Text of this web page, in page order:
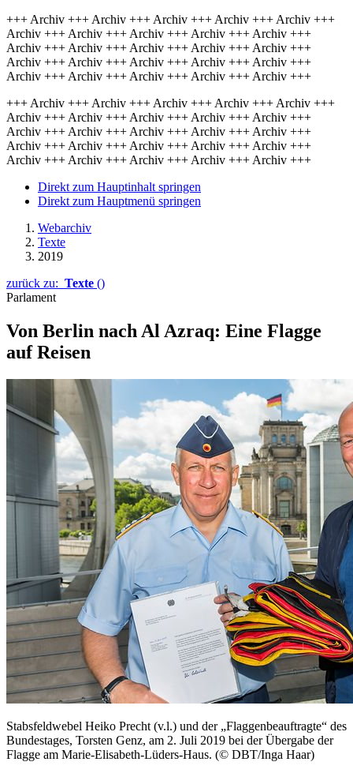
+++ Archiv +++ Archiv +++ Archiv +++ Archiv +++ Archiv +++
Archiv +++ Archiv +++ Archiv +++ Archiv +++ Archiv +++
Archiv +++ Archiv +++ Archiv +++ Archiv +++ Archiv +++
Archiv +++ Archiv +++ Archiv +++ Archiv +++ Archiv +++
Archiv +++ Archiv +++ Archiv +++ Archiv +++ Archiv +++
+++ Archiv +++ Archiv +++ Archiv +++ Archiv +++ Archiv +++
Archiv +++ Archiv +++ Archiv +++ Archiv +++ Archiv +++
Archiv +++ Archiv +++ Archiv +++ Archiv +++ Archiv +++
Archiv +++ Archiv +++ Archiv +++ Archiv +++ Archiv +++
Archiv +++ Archiv +++ Archiv +++ Archiv +++ Archiv +++
Direkt zum Hauptinhalt springen
Direkt zum Hauptmenü springen
Webarchiv
Texte
2019
zurück zu: Texte ()
Parlament
Von Berlin nach Al Azraq: Eine Flagge
auf Reisen
Stabsfeldwebel Heiko Precht (v.l.) und der „Flaggenbeauftragte“ des
Bundestages, Torsten Genz, am 2. Juli 2019 bei der Übergabe der
Flagge am Marie-Elisabeth-Lüders-Haus. (© DBT/Inga Haar)